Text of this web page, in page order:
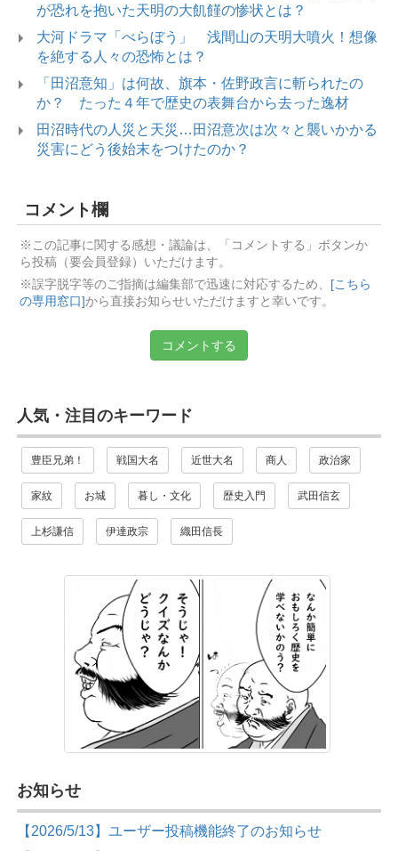
が恐れを抱いた天明の大飢饉の惨状とは？
大河ドラマ「べらぼう」 浅間山の天明大噴火！想像
を絶する人々の恐怖とは？
「田沼意知」は何故、旗本・佐野政言に斬られたの
か？ たった４年で歴史の表舞台から去った逸材
田沼時代の人災と天災…田沼意次は次々と襲いかかる
災害にどう後始末をつけたのか？
コメント欄
※この記事に関する感想・議論は、「コメントする」ボタンか
ら投稿（要会員登録）いただけます。
※誤字脱字等のご指摘は編集部で迅速に対応するため、
[こちら
の専用窓口]から直接お知らせいただけますと幸いです。
コメントする
人気・注目のキーワード
豊臣兄弟！ 戦国大名 近世大名 商人 政治家
家紋 お城 暮し・文化 歴史入門 武田信玄
上杉謙信 伊達政宗 織田信長
お知らせ
【2026/5/13】ユーザー投稿機能終了のお知らせ